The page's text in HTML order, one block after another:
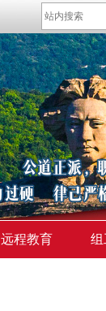
远程教育 组